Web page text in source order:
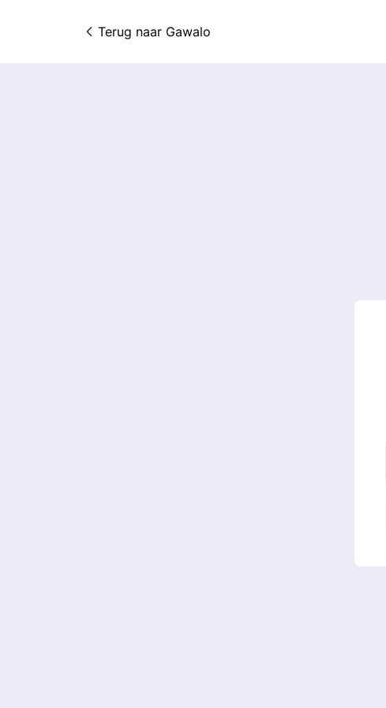
Terug naar Gawalo